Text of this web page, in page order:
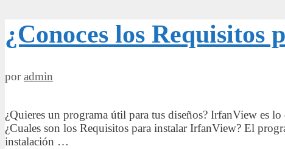
ACDsee
Pro?
aquí
¿Conoces los
poradmin
¿Quieres un programa útil para tus diseños? IrfanView es
¿Cuales son los Requisitos para instalar IrfanView? El
instalación …